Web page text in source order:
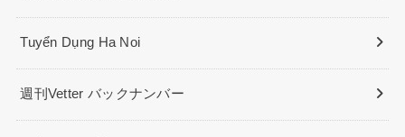
Tuyển Dụng Ha Noi
週刊Vetter バックナンバー